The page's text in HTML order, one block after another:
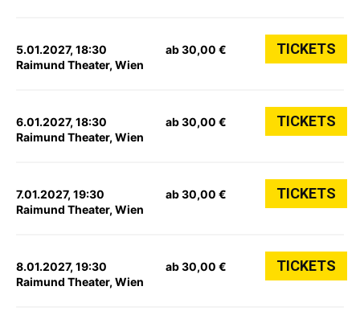
5.01.2027, 18:30
Raimund Theater, Wien
ab 30,00 € TICKETS
6.01.2027, 18:30
Raimund Theater, Wien
ab 30,00 € TICKETS
7.01.2027, 19:30
Raimund Theater, Wien
ab 30,00 € TICKETS
8.01.2027, 19:30
Raimund Theater, Wien
ab 30,00 € TICKETS